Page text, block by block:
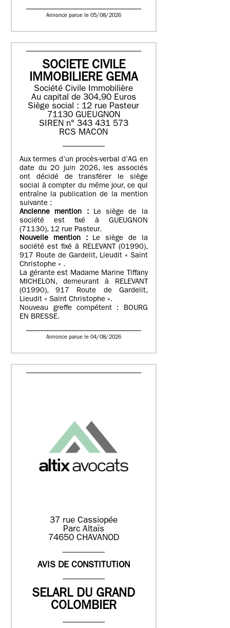
Annonce parue le 05/08/2026
SOCIETE CIVILE
IMMOBILIERE GEMA
Société Civile Immobilière
Au capital de 304,90 Euros
Siège social : 12 rue Pasteur
71130 GUEUGNON
SIREN n° 343 431 573
RCS MACON
Aux termes d’un procès-verbal d’AG en
date du 20 juin 2026, les associés
ont décidé de transférer le siège
social à compter du même jour, ce qui
entraîne la publication de la mention
suivante :
Ancienne mention : Le siège de la
société est fixé à GUEUGNON
(71130), 12 rue Pasteur.
Nouvelle mention : Le siège de la
société est fixé à RELEVANT (01990),
917 Route de Gardelit, Lieudit « Saint
Christophe » .
La gérante est Madame Marine Tiffany
MICHELON, demeurant à RELEVANT
(01990), 917 Route de Gardelit,
Lieudit « Saint Christophe ».
Nouveau greffe compétent : BOURG
EN BRESSE.
Annonce parue le 04/08/2026
37 rue Cassiopée
Parc Altaïs
74650 CHAVANOD
AVIS DE CONSTITUTION
SELARL DU GRAND
COLOMBIER